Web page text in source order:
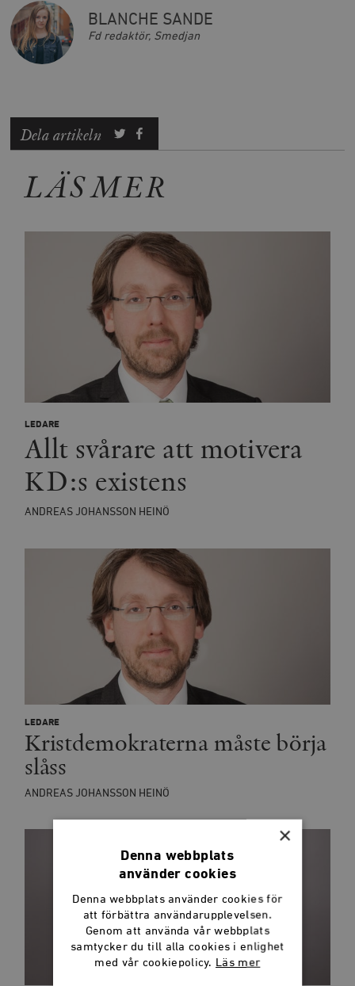
BLANCHE SANDE
Fd redaktör, Smedjan
Dela artikeln
LÄS MER
LEDARE
Allt svårare att motivera
KD:s existens
ANDREAS JOHANSSON HEINÖ
LEDARE
Kristdemokraterna måste börja
slåss
ANDREAS JOHANSSON HEINÖ
×
Denna webbplats
använder cookies
Denna webbplats använder cookies för
att förbättra användarupplevelsen.
Genom att använda vår webbplats
samtycker du till alla cookies i enlighet
med vår cookiepolicy. Läs mer